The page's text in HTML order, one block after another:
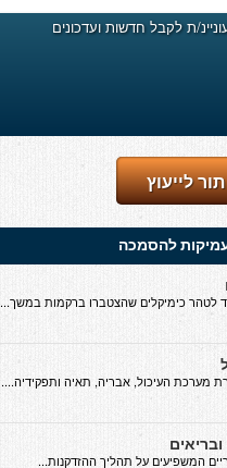
הקרינה והשדות האלקטרומגנטיים
כל, צמחונים או טבעונים
החיסון
ושומנים
האמת על שמנים ושומנים
- הסבר כללי
ת לקבל חדשות ועדכונים
לייעוץ
להסמכה
לטהר כימיקלים שהצטברו ברקמות במשך...
מערכת העיכול, אבריה, תאיה ותפקידיה....
המשפיעים על תהליך ההזדקנות...